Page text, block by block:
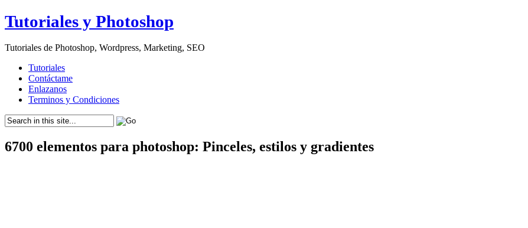
Tutoriales y Photoshop
Tutoriales de Photoshop, Wordpress, Marketing, SEO
Tutoriales
Contáctame
Enlazanos
Terminos y Condiciones
6700 elementos para photoshop: Pinceles, estilos y gradientes